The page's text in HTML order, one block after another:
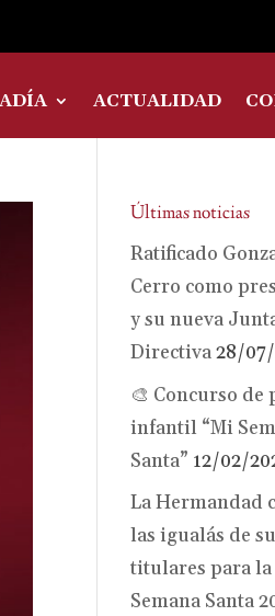
ACTUALIDAD
Últimas noticias
Ratificado
Cerro como
y su nueva
Directiva28/
🎨 Concurso
infantil “Mi
Santa” 12/02/
La Hermandad
las igualás de
titulares para la
Semana Santa